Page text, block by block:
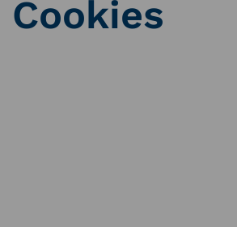
Cookies